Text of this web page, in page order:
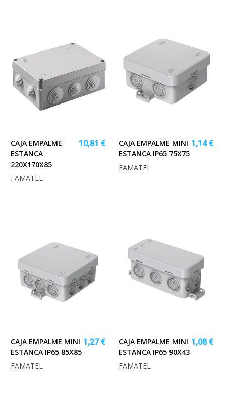
CAJA EMPALME
ESTANCA
220X170X85
10,81 €
FAMATEL
CAJA EMPALME MINI
ESTANCA IP65 75X75
1,14 €
FAMATEL
CAJA EMPALME MINI
ESTANCA IP65 85X85
1,27 €
FAMATEL
CAJA EMPALME MINI
ESTANCA IP65 90X43
1,08 €
FAMATEL